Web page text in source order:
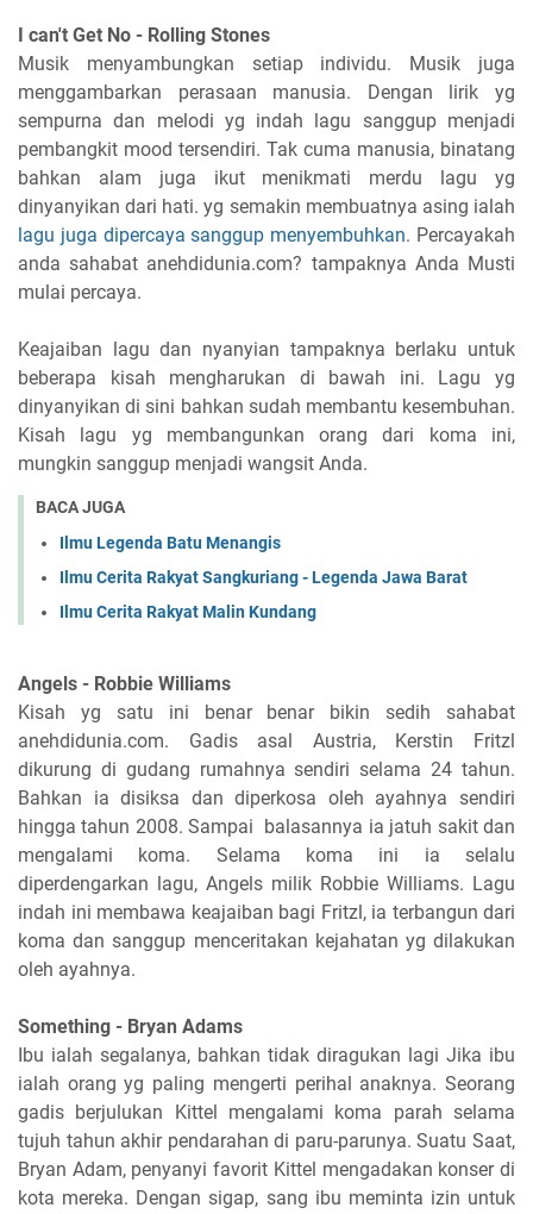
I can't Get No - Rolling Stones
Musik menyambungkan setiap individu. Musik juga
menggambarkan perasaan manusia. Dengan lirik yg
sempurna dan melodi yg indah lagu sanggup menjadi
pembangkit mood tersendiri. Tak cuma manusia, binatang
bahkan alam juga ikut menikmati merdu lagu yg
dinyanyikan dari hati. yg semakin membuatnya asing ialah
lagu juga dipercaya sanggup menyembuhkan. Percayakah
anda sahabat anehdidunia.com? tampaknya Anda Musti
mulai percaya.
Keajaiban lagu dan nyanyian tampaknya berlaku untuk
beberapa kisah mengharukan di bawah ini. Lagu yg
dinyanyikan di sini bahkan sudah membantu kesembuhan.
Kisah lagu yg membangunkan orang dari koma ini,
mungkin sanggup menjadi wangsit Anda.
BACA JUGA
Ilmu Legenda Batu Menangis
Ilmu Cerita Rakyat Sangkuriang - Legenda Jawa Barat
Ilmu Cerita Rakyat Malin Kundang
Angels - Robbie Williams
Kisah yg satu ini benar benar bikin sedih sahabat
anehdidunia.com. Gadis asal Austria, Kerstin Fritzl
dikurung di gudang rumahnya sendiri selama 24 tahun.
Bahkan ia disiksa dan diperkosa oleh ayahnya sendiri
hingga tahun 2008. Sampai balasannya ia jatuh sakit dan
mengalami koma. Selama koma ini ia selalu
diperdengarkan lagu, Angels milik Robbie Williams. Lagu
indah ini membawa keajaiban bagi Fritzl, ia terbangun dari
koma dan sanggup menceritakan kejahatan yg dilakukan
oleh ayahnya.
Something - Bryan Adams
Ibu ialah segalanya, bahkan tidak diragukan lagi Jika ibu
ialah orang yg paling mengerti perihal anaknya. Seorang
gadis berjulukan Kittel mengalami koma parah selama
tujuh tahun akhir pendarahan di paru-parunya. Suatu Saat,
Bryan Adam, penyanyi favorit Kittel mengadakan konser di
kota mereka. Dengan sigap, sang ibu meminta izin untuk